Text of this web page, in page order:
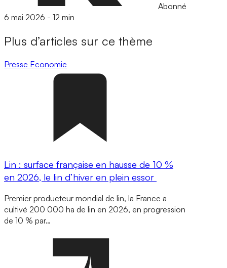
Abonné
6 mai 2026 - 12 min
Plus d’articles sur ce thème
Presse Economie
Lin : surface française en hausse de 10 %
en 2026, le lin d’hiver en plein essor
Premier producteur mondial de lin, la France a
cultivé 200 000 ha de lin en 2026, en progression
de 10 % par…